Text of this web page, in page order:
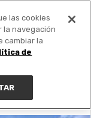
PUBLICA GRATIS +
las cookies
la navegación
cambiar la
de